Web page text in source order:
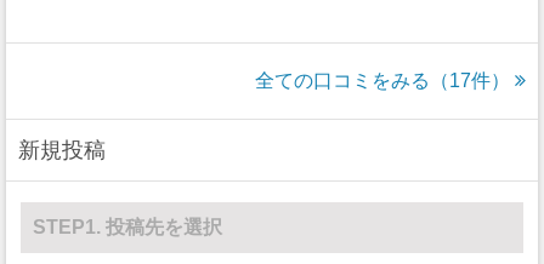
全ての口コミをみる（17件）
新規投稿
STEP1. 投稿先を選択